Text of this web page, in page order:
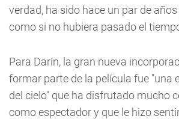
verdad, ha sido hace un par de
como si no hubiera pasado el
Para Darín, la gran nueva
formar parte de la película fue "una
del cielo" que ha disfrutado mucho
como espectador y que le hizo